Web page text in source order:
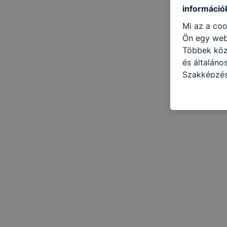
Mi az a
Ön egy
Többek
és
célokból
a
használja
böngésző
böngésző
általában
tétele, a
teljes